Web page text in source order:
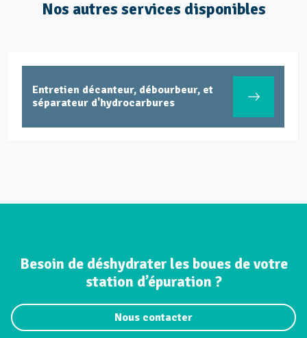
Nos autres services disponibles
Entretien décanteur, débourbeur, et
séparateur d'hydrocarbures
Besoin de déshydrater les boues de votre
station d’épuration ?
Nous contacter